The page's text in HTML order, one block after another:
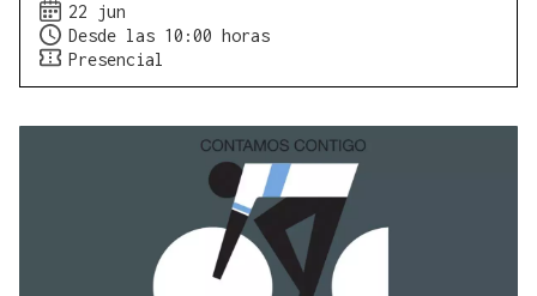
22 jun
Desde las 10:00 horas
Presencial